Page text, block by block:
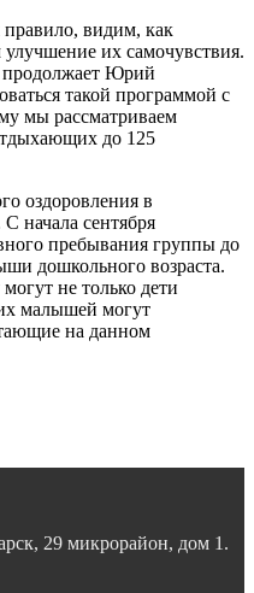
видим, как
их самочувствия.
продолжает Юрий
такой программой с
мы рассматриваем
до 125
оздоровления в
начала сентября
пребывания группы до
дошкольного возраста.
не только дети
малышей могут
на данном
29 микрорайон, дом 1.